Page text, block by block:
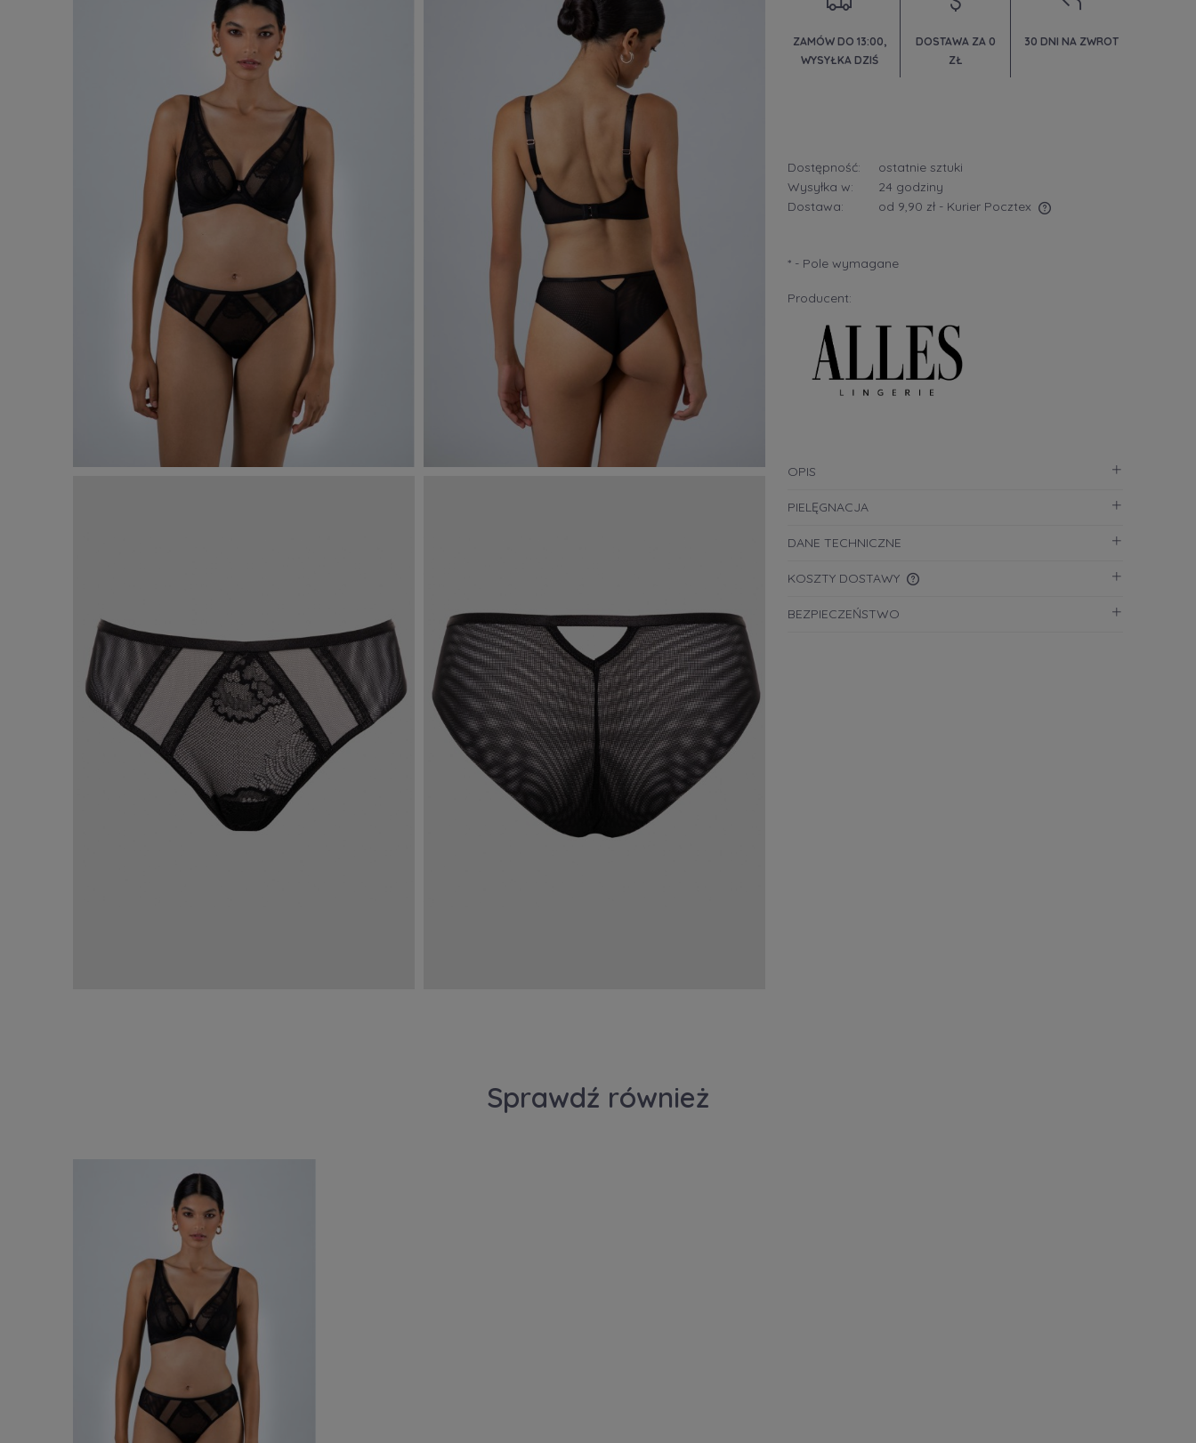
ZAMÓW DO 13:00,
WYSYŁKA DZIŚ
DOSTAWA ZA 0
ZŁ
30 DNI NA ZWROT
Dostępność:
ostatnie sztuki
Wysyłka w:
24 godziny
Dostawa:
od 9,90 zł - Kurier Pocztex
płatności
* - Pole wymagane
Producent:
OPIS
PIELĘGNACJA
DANE TECHNICZNE
KOSZTY DOSTAWY
CENA NIE ZAWIERA EWENTUALNYCH
BEZPIECZEŃSTWO
Sprawdź również